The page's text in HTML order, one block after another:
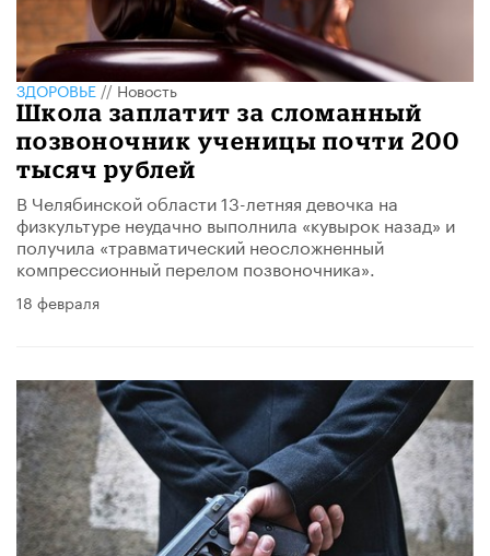
ЗДОРОВЬЕ//Новость
Школа заплатит за сломанный
позвоночник ученицы почти 200
тысяч рублей
В Челябинской области 13-летняя девочка на
физкультуре неудачно выполнила «кувырок назад» и
получила «травматический неосложненный
компрессионный перелом позвоночника».
18 февраля